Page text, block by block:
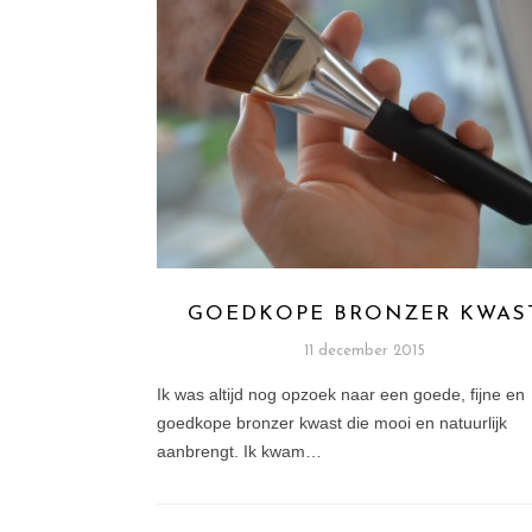
GOEDKOPE BRONZER
11 december 2015
Ik was altijd nog opzoek naar een goede, fijne en
goedkope bronzer kwast die mooi en natuurlijk
aanbrengt. Ik kwam…